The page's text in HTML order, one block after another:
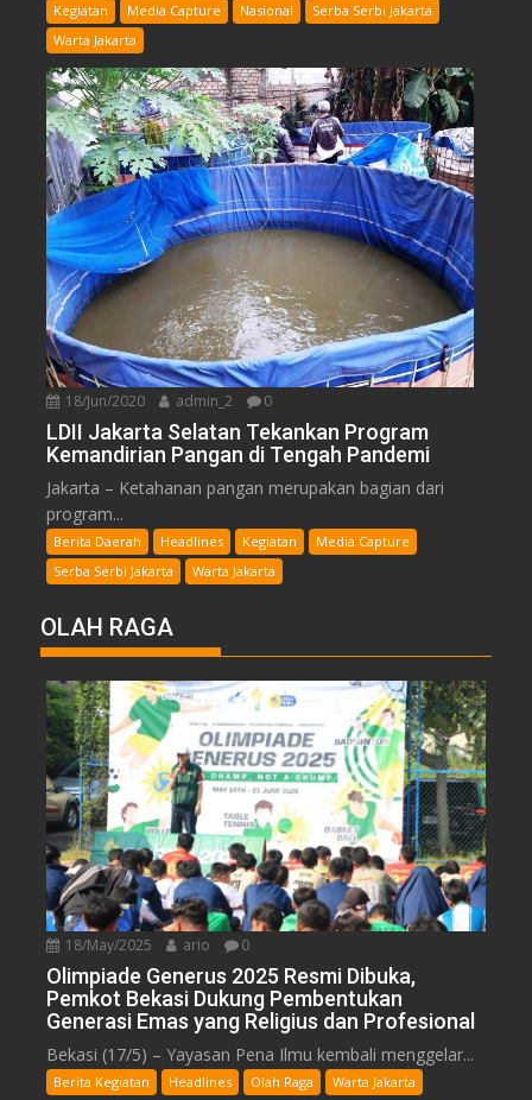
Kegiatan
Media Capture Nasional
Serba Serbi Jakarta
Warta Jakarta
18/Jun/2020 admin_2 0
LDII Jakarta Selatan Tekankan Program
Kemandirian Pangan di Tengah Pandemi
Jakarta – Ketahanan pangan merupakan bagian dari
program...
Berita Daerah Headlines Kegiatan
Media Capture
Serba Serbi Jakarta
Warta Jakarta
OLAH RAGA
18/May/2025 ario 0
Olimpiade Generus 2025 Resmi Dibuka,
Pemkot Bekasi Dukung Pembentukan
Generasi Emas yang Religius dan Profesional
Bekasi (17/5) – Yayasan Pena Ilmu kembali menggelar...
Berita Kegiatan Headlines Olah Raga Warta Jakarta